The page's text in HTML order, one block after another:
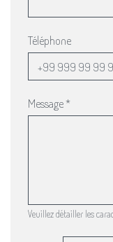
Téléphone
Message*
Veuillez détailler les